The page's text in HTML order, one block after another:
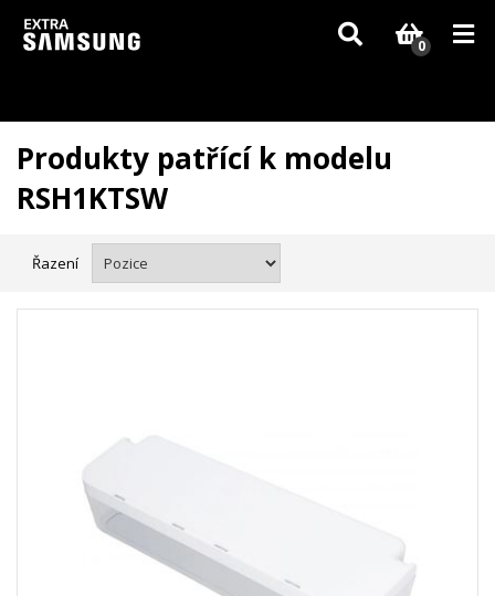
Vzhledem k aktuální situaci se může dodání dílů, které nejsou skladem,
zpozdit. Děkujeme za pochopení.
0
Produkty patřící k modelu
RSH1KTSW
Řazení